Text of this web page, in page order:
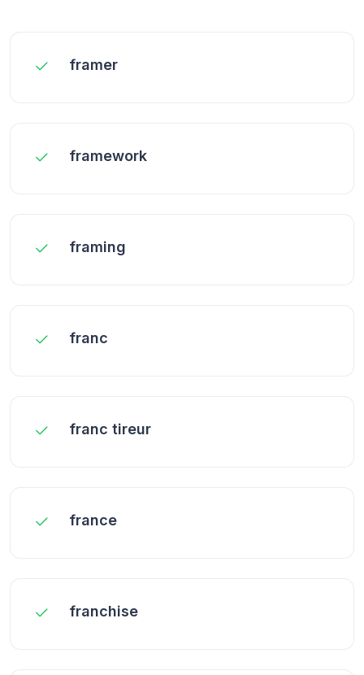
framer
framework
framing
franc
franc tireur
france
franchise